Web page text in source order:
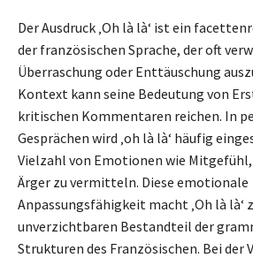
Der Ausdruck ‚Oh là là‘ ist ein
der französischen Sprache, der oft
Überraschung oder Enttäuschung
Kontext kann seine Bedeutung von
kritischen Kommentaren reichen. In
Gesprächen wird ‚oh là là‘ häufig
Vielzahl von Emotionen wie
Ärger zu vermitteln. Diese emotionale
Anpassungsfähigkeit macht ‚Oh là là‘
unverzichtbaren Bestandteil der
Strukturen des Französischen. Bei der